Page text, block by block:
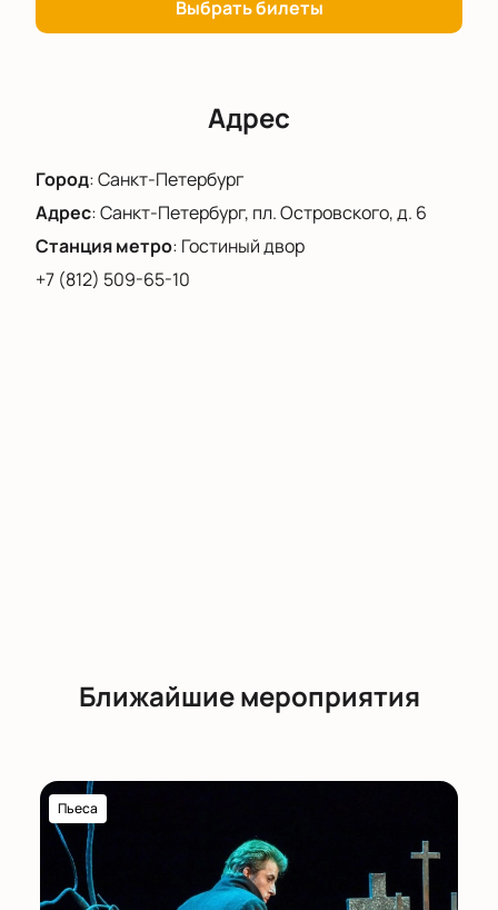
Выбрать билеты
Адрес
Город:Санкт-Петербург
Адрес:Санкт-Петербург, пл. Островского, д. 6
Станция метро: Гостиный двор
+7 (812) 509-65-10
Ближайшие мероприятия
Пьеса